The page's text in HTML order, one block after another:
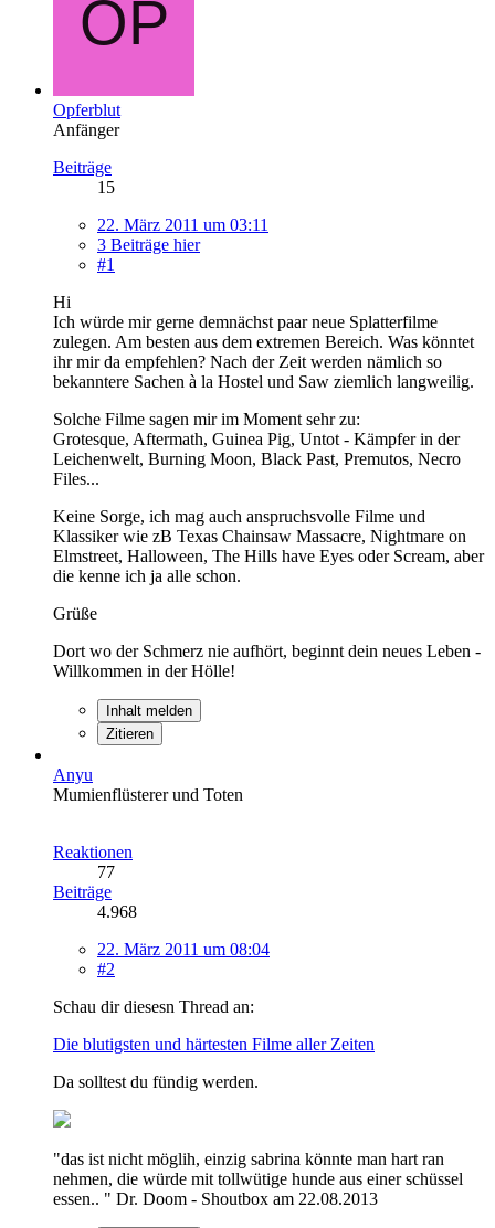
Opferblut
Anfänger
Beiträge
15
22. März 2011 um 03:11
3 Beiträge hier
#1
Hi
Ich würde mir gerne demnächst paar neue Splatterfilme
zulegen. Am besten aus dem extremen Bereich. Was könntet
ihr mir da empfehlen? Nach der Zeit werden nämlich so
bekanntere Sachen à la Hostel und Saw ziemlich langweilig.
Solche Filme sagen mir im Moment sehr zu:
Grotesque, Aftermath, Guinea Pig, Untot - Kämpfer in der
Leichenwelt, Burning Moon, Black Past, Premutos, Necro
Files...
Keine Sorge, ich mag auch anspruchsvolle Filme und
Klassiker wie zB Texas Chainsaw Massacre, Nightmare on
Elmstreet, Halloween, The Hills have Eyes oder Scream, aber
die kenne ich ja alle schon.
Grüße
Dort wo der Schmerz nie aufhört, beginnt dein neues Leben -
Willkommen in der Hölle!
Inhalt melden
Zitieren
Anyu
Mumienflüsterer und Toten
Reaktionen
77
Beiträge
4.968
22. März 2011 um 08:04
#2
Schau dir diesesn Thread an:
Die blutigsten und härtesten Filme aller Zeiten
Da solltest du fündig werden.
"das ist nicht möglih, einzig sabrina könnte man hart ran
nehmen, die würde mit tollwütige hunde aus einer schüssel
essen.. " Dr. Doom - Shoutbox am 22.08.2013